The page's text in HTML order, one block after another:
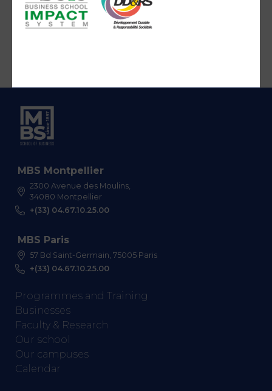
MBS Montpellier
2300 Avenue des Moulins,
34080 Montpellier
+(33) 04.67.10.25.00
MBS Paris
57 Bd Saint-Germain, 75005 Paris
+(33) 04.67.10.25.00
Programmes and Training
Businesses
Faculty & Research
Our school
Our campuses
Calendar